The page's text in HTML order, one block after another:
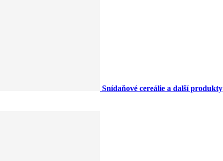
Snídaňové cereálie a další produkty